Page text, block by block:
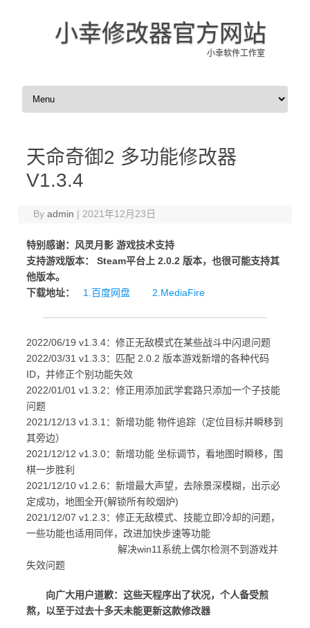
小幸修改器官方网站
小幸软件工作室
Skip to content
天命奇御2 多功能修改器
V1.3.4
Byadmin | 2021年12月23日
特别感谢：风灵月影 游戏技术支持
支持游戏版本： Steam平台上 2.0.2 版本，也很可能支持其
他版本。
下载地址： 1.百度网盘 2.MediaFire
2022/06/19 v1.3.4：修正无敌模式在某些战斗中闪退问题
2022/03/31 v1.3.3：匹配 2.0.2 版本游戏新增的各种代码
ID，并修正个别功能失效
2022/01/01 v1.3.2：修正用添加武学套路只添加一个子技能
问题
2021/12/13 v1.3.1：新增功能 物件追踪（定位目标并瞬移到
其旁边）
2021/12/12 v1.3.0：新增功能 坐标调节，看地图时瞬移，围
棋一步胜利
2021/12/10 v1.2.6：新增最大声望，去除景深模糊，出示必
定成功，地图全开(解锁所有皎烟炉)
2021/12/07 v1.2.3：修正无敌模式、技能立即冷却的问题，
一些功能也适用同伴，改进加快步速等功能
解决win11系统上偶尔检测不到游戏并
失效问题
向广大用户道歉：这些天程序出了状况，个人备受煎
熬，以至于过去十多天未能更新这款修改器